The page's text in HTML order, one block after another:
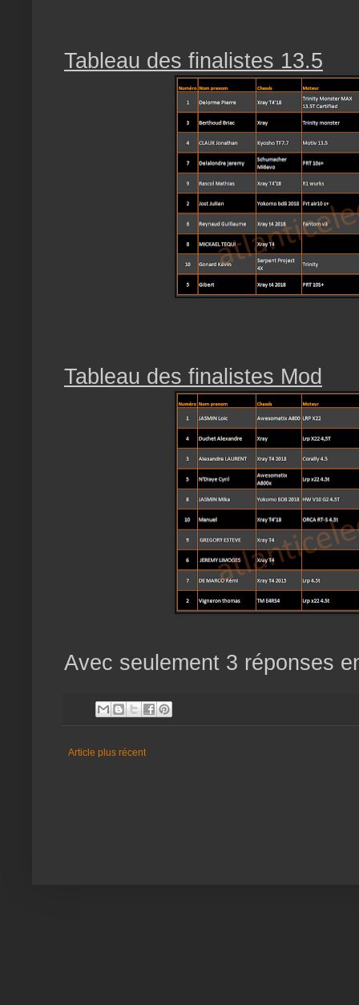
Tableau des finalistes 13.5
Tableau des finalistes Mod
Avec seulement 3 réponses
Article plus récent